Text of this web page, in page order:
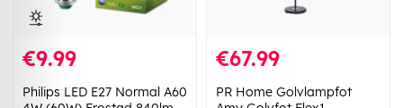
€9.99
Philips LED E27 Normal A60
€67.99
PR Home Golvlampfot